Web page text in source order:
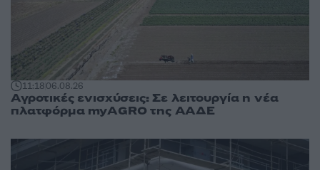
11:1806.08.26
Αγροτικές ενισχύσεις: Σε λειτουργία η νέα
πλατφόρμα myAGRO της ΑΑΔΕ